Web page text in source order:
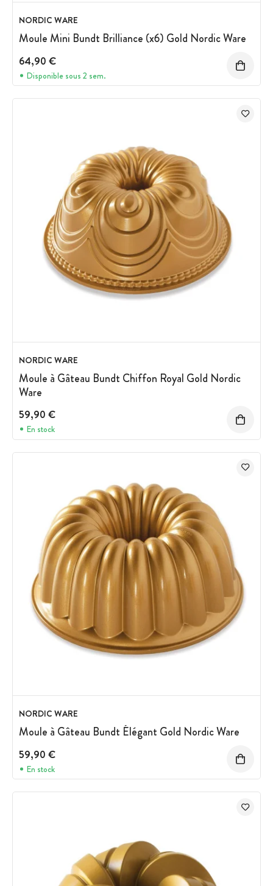
NORDIC WARE
Moule Mini Bundt Brilliance (x6) Gold Nordic Ware
64,90 €
Disponible sous 2 sem.
NORDIC WARE
Moule à Gâteau Bundt Chiffon Royal Gold Nordic
Ware
59,90 €
En stock
NORDIC WARE
Moule à Gâteau Bundt Élégant Gold Nordic Ware
59,90 €
En stock